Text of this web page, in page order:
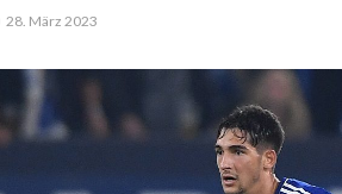
28. März 2023